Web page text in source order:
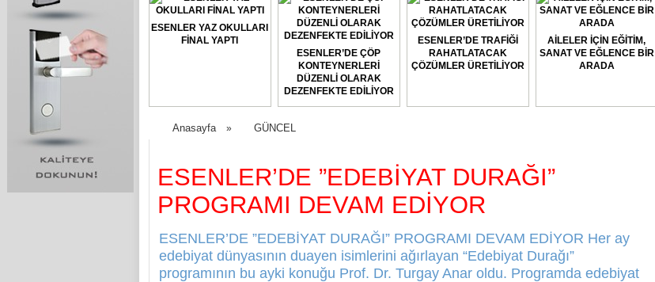
ESENLER YAZ OKULLARI
FİNAL YAPTI
ESENLER’DE ÇÖP
KONTEYNERLERİ
DÜZENLİ OLARAK
DEZENFEKTE EDİLİYOR
ESENLER’DE TRAFİĞİ
RAHATLATACAK
ÇÖZÜMLER ÜRETİLİYOR
AİLELER İÇİN EĞİTİM,
SANAT VE EĞLENCE BİR
ARADA
Anasayfa » GÜNCEL
ESENLER’DE ”EDEBİYAT DURAĞI”
PROGRAMI DEVAM EDİYOR
ESENLER’DE ”EDEBİYAT DURAĞI” PROGRAMI DEVAM EDİYOR Her ay
edebiyat dünyasının duayen isimlerini ağırlayan “Edebiyat Durağı”
programının bu ayki konuğu Prof. Dr. Turgay Anar oldu. Programda edebiyat